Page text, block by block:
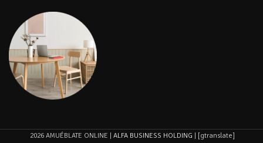
2026 AMUÉBLATE ONLINE | ALFA BUSINESS HOLDING | [gtranslate]